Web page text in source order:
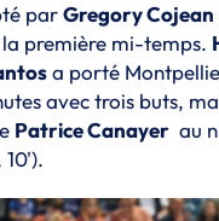
parGregory Cojean
première mi-temps.
a porté
avec trois buts,
Patrice Canayer au
10').